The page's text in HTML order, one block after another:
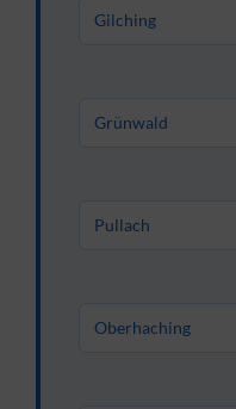
Gilching
Grünwald
Pullach
Oberhaching